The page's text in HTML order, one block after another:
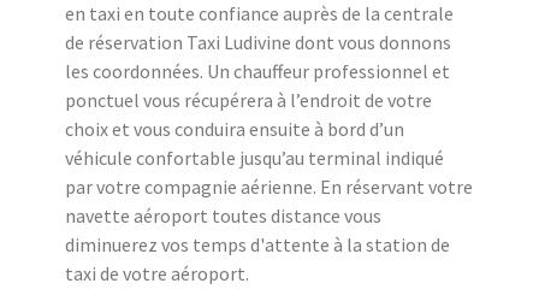
en taxi en toute confiance auprès de la centrale
de réservation Taxi Ludivine dont vous donnons
les coordonnées. Un chauffeur professionnel et
ponctuel vous récupérera à l’endroit de votre
choix et vous conduira ensuite à bord d’un
véhicule confortable jusqu’au terminal indiqué
par votre compagnie aérienne. En réservant votre
navette aéroport toutes distance vous
diminuerez vos temps d'attente à la station de
taxi de votre aéroport.